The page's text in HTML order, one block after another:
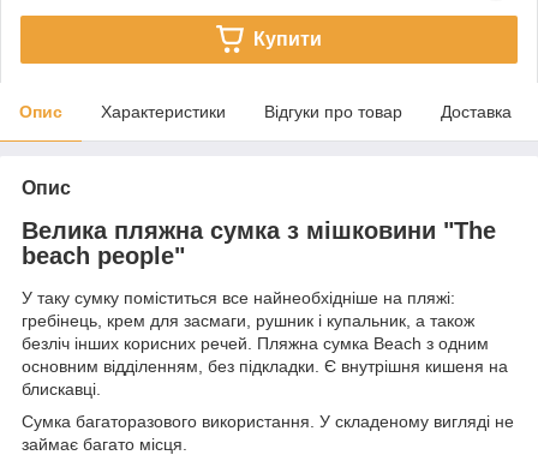
Купити
Опис Характеристики Відгуки про товар Доставка
Опис
Велика пляжна сумка з мішковини "The
beach people"
У таку сумку поміститься все найнеобхідніше на пляжі:
гребінець, крем для засмаги, рушник і купальник, а також
безліч інших корисних речей. Пляжна сумка Beach з одним
основним відділенням, без підкладки. Є внутрішня кишеня на
блискавці.
Сумка багаторазового використання. У складеному вигляді не
займає багато місця.